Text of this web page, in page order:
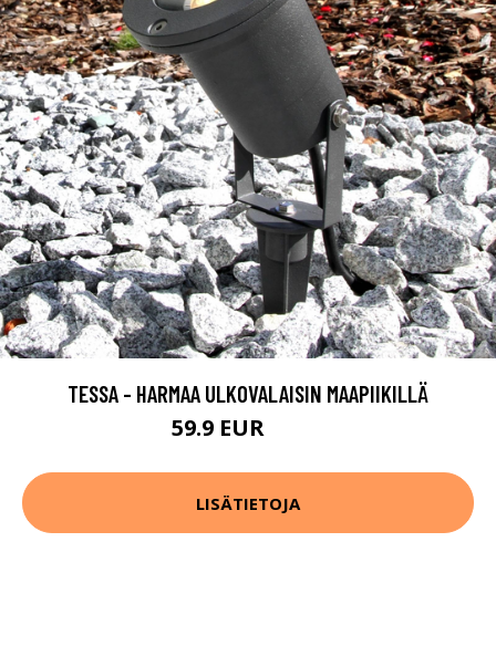
TESSA - HARMAA ULKOVALAISIN MAAPIIKILLÄ
59.9 EUR
LISÄTIETOJA